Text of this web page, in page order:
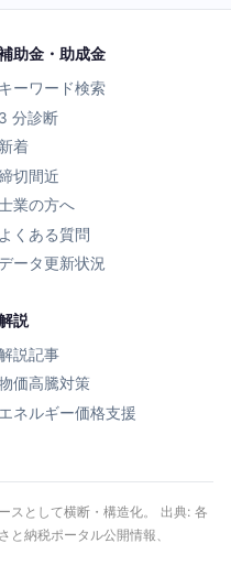
助金・助成金
キーワード検索
3 分診断
新着
切間近
業の方へ
よくある質問
ータ更新状況
説
説記事
価高騰対策
エネルギー価格支援
として横断・構造化。 出典: 各
納税ポータル公開情報、